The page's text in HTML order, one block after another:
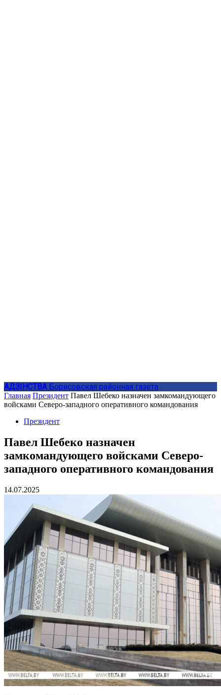
АДЗIНСТВА Борисовская районная газета
Главная Президент Павел Шебеко назначен замкомандующего
войсками Северо-западного оперативного командования
Президент
Павел Шебеко назначен
замкомандующего войсками Северо-
западного оперативного командования
14.07.2025